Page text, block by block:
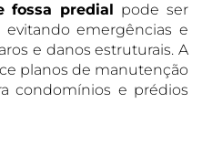
fossa predial pode ser
emergências e
e danos estruturais. A
planos de manutenção
condomínios e prédios